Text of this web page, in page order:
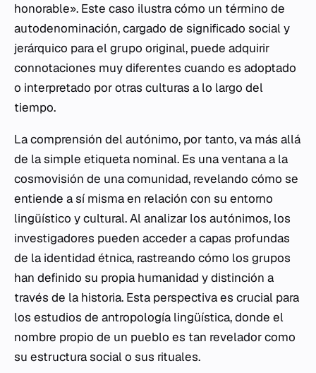
honorable». Este caso ilustra cómo un término de
autodenominación, cargado de significado social y
jerárquico para el grupo original, puede adquirir
connotaciones muy diferentes cuando es adoptado
o interpretado por otras culturas a lo largo del
tiempo.
La comprensión del autónimo, por tanto, va más allá
de la simple etiqueta nominal. Es una ventana a la
cosmovisión de una comunidad, revelando cómo se
entiende a sí misma en relación con su entorno
lingüístico y cultural. Al analizar los autónimos, los
investigadores pueden acceder a capas profundas
de la identidad étnica, rastreando cómo los grupos
han definido su propia humanidad y distinción a
través de la historia. Esta perspectiva es crucial para
los estudios de antropología lingüística, donde el
nombre propio de un pueblo es tan revelador como
su estructura social o sus rituales.